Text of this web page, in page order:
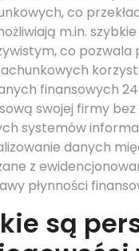
co
m.in.
co pozwala
finansowych
swojej firmy
systemów
danych
z
płynności
są